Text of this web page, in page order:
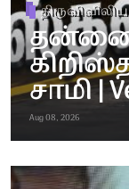
சாமி |
Aug 08, 2026